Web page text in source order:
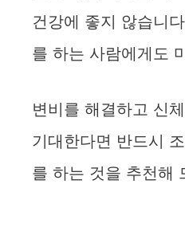
건강에 좋지 않습니
를 하는 사람에게도
변비를 해결하고 신
기대한다면 반드시
를 하는 것을 추천해